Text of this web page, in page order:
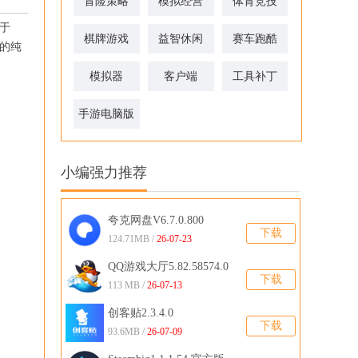
纯
棋牌游戏 益智休闲 赛车跑酷
模拟器 客户端 工具补丁
手游电脑版
小编强力推荐
下载
夸克网盘V6.7.0.800
124.71MB / 26-07-23
下载
QQ游戏大厅5.82.58574.0
官方版
113 MB / 26-07-13
下载
创客贴2.3.4.0
93.6MB / 26-07-09